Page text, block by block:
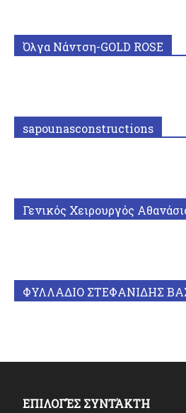
Όλγα Νάντση-GOLD ROSE
sapounasconstructions
Γενικός Χειρουργός
ΦΥΛΛΑΔΙΟ ΣΤΕΦΑΝΙΔΗΣ
ΕΠΙΛΟΓΈΣ ΣΥΝΤΆΚΤΗ